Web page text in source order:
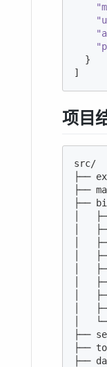
  }
]
项目
src/
├──
│
│
│
│
│
│
│
│
│